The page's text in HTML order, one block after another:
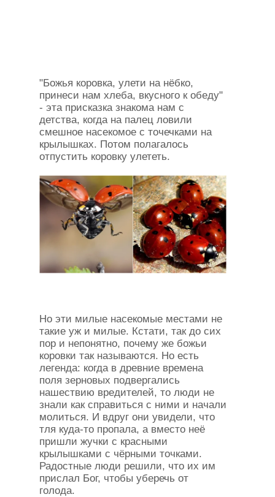
"Божья коровка, улети на нёбко,
принеси нам хлеба, вкусного к обеду"
- эта присказка знакома нам с
детства, когда на палец ловили
смешное насекомое с точечками на
крылышках. Потом полагалось
отпустить коровку улететь.
Но эти милые насекомые местами не
такие уж и милые. Кстати, так до сих
пор и непонятно, почему же божьи
коровки так называются. Но есть
легенда: когда в древние времена
поля зерновых подвергались
нашествию вредителей, то люди не
знали как справиться с ними и начали
молиться. И вдруг они увидели, что
тля куда-то пропала, а вместо неё
пришли жучки с красными
крылышками с чёрными точками.
Радостные люди решили, что их им
прислал Бог, чтобы уберечь от
голода.